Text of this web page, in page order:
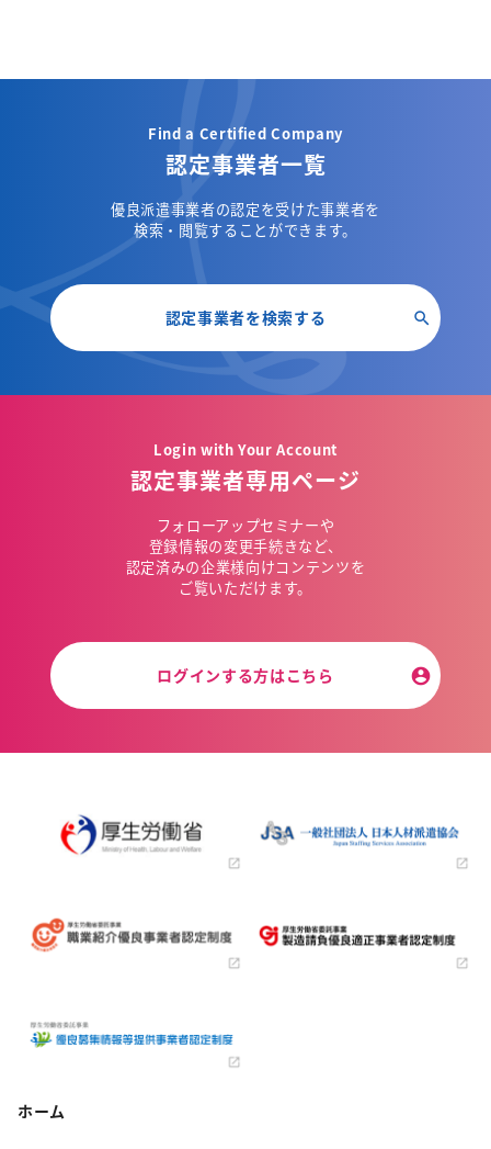
Find a Certified Company
認定事業者一覧
優良派遣事業者の認定を受けた事業者を
検索・閲覧することができます。
認定事業者を検索する
Login with Your Account
認定事業者専用ページ
フォローアップセミナーや
登録情報の変更手続きなど、
認定済みの企業様向けコンテンツを
ご覧いただけます。
ログインする方はこちら
ホーム